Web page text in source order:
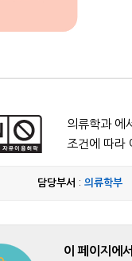
의류학과 에
조건에 따라
담당부서 :의류학부
이 페이지에